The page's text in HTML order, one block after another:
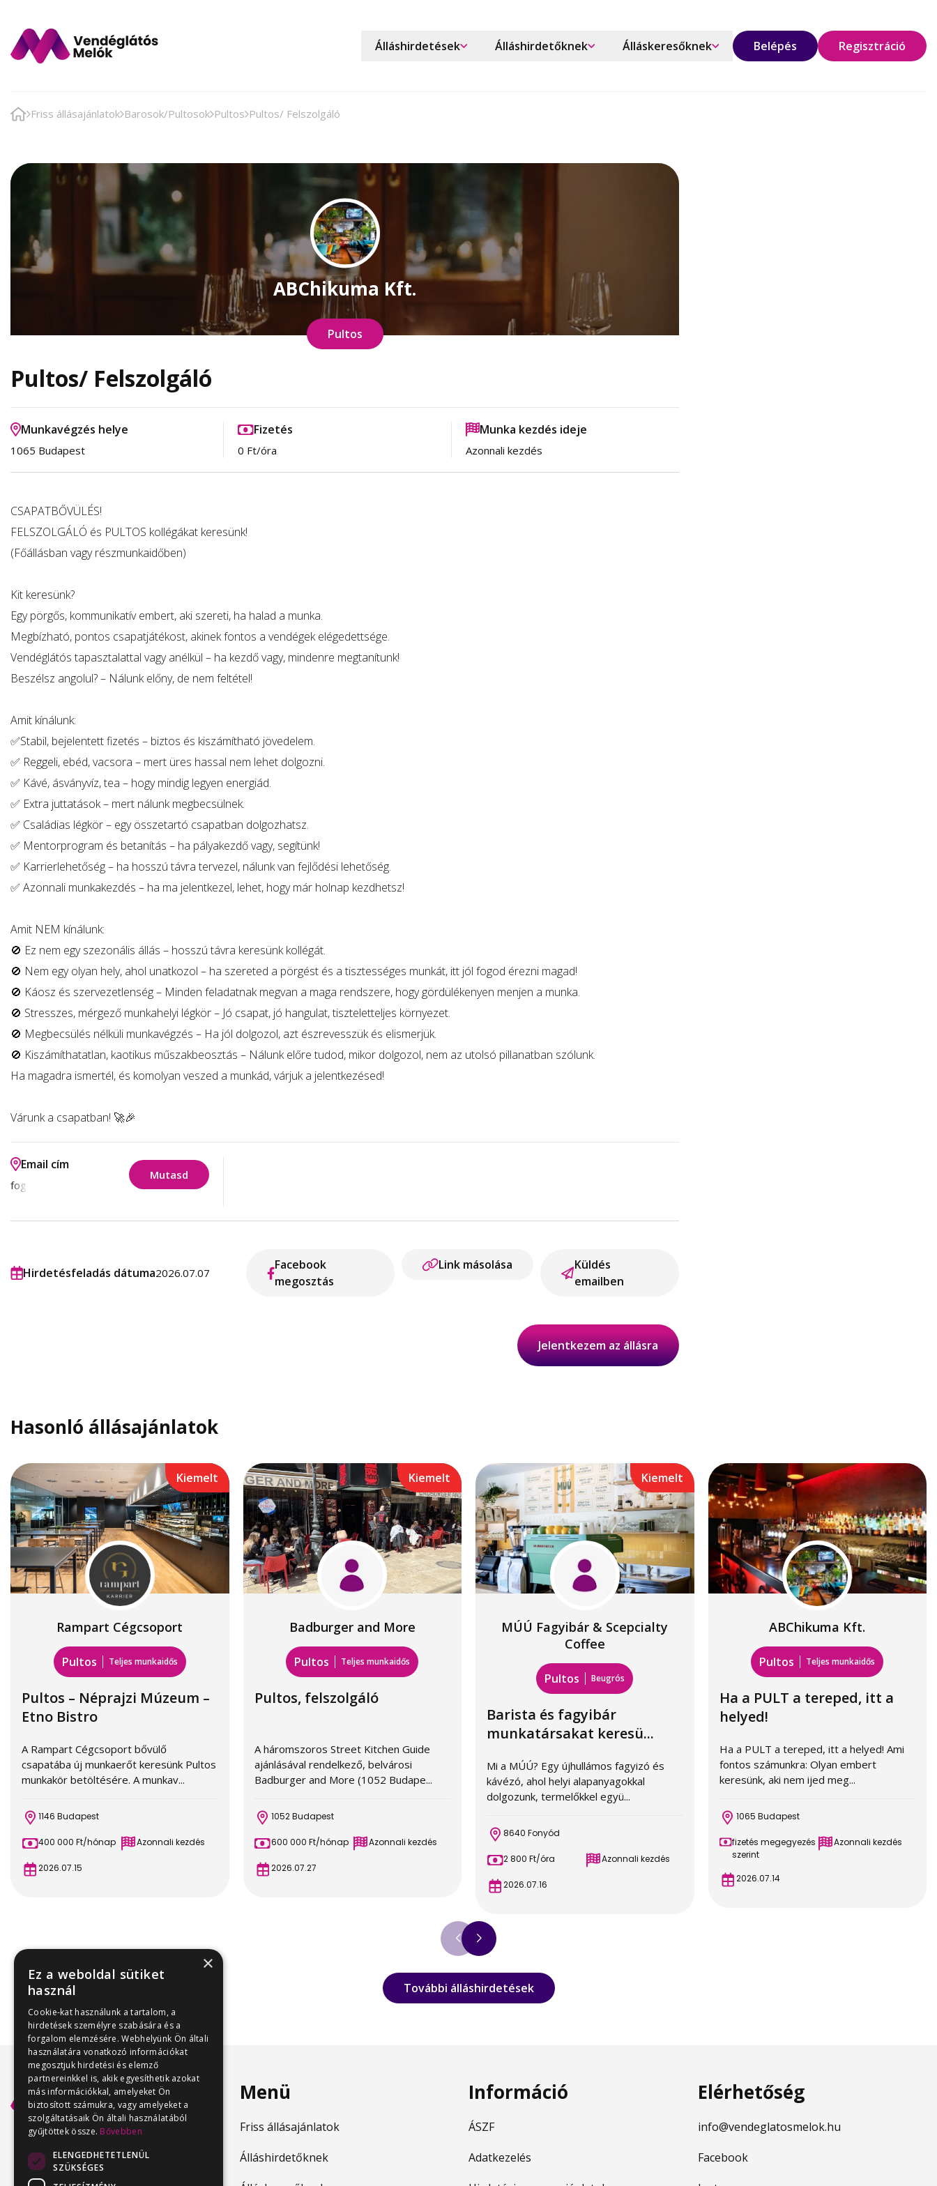
Álláshirdetések Álláshirdetőknek Álláskeresőknek Belépés Regisztráció
Friss állásajánlatok Barosok/Pultosok Pultos Pultos/ Felszolgáló
ABChikuma Kft.
Pultos
Pultos/ Felszolgáló
Munkavégzés helye
1065 Budapest
Fizetés
0 Ft/óra
Munka kezdés ideje
Azonnali kezdés
CSAPATBŐVÜLÉS!
FELSZOLGÁLÓ és PULTOS kollégákat keresünk!
(Főállásban vagy részmunkaidőben)
Kit keresünk?
Egy pörgős, kommunikatív embert, aki szereti, ha halad a munka.
Megbízható, pontos csapatjátékost, akinek fontos a vendégek elégedettsége.
Vendéglátós tapasztalattal vagy anélkül – ha kezdő vagy, mindenre megtanítunk!
Beszélsz angolul? – Nálunk előny, de nem feltétel!
Amit kínálunk:
✅Stabil, bejelentett fizetés – biztos és kiszámítható jövedelem.
✅ Reggeli, ebéd, vacsora – mert üres hassal nem lehet dolgozni.
✅ Kávé, ásványvíz, tea – hogy mindig legyen energiád.
✅ Extra juttatások – mert nálunk megbecsülnek.
✅ Családias légkör – egy összetartó csapatban dolgozhatsz.
✅ Mentorprogram és betanítás – ha pályakezdő vagy, segítünk!
✅ Karrierlehetőség – ha hosszú távra tervezel, nálunk van fejlődési lehetőség.
✅ Azonnali munkakezdés – ha ma jelentkezel, lehet, hogy már holnap kezdhetsz!
Amit NEM kínálunk:
🚫 Ez nem egy szezonális állás – hosszú távra keresünk kollégát.
🚫 Nem egy olyan hely, ahol unatkozol – ha szereted a pörgést és a tisztességes munkát, itt jól fogod érezni magad!
🚫 Káosz és szervezetlenség – Minden feladatnak megvan a maga rendszere, hogy gördülékenyen menjen a munka.
🚫 Stresszes, mérgező munkahelyi légkör – Jó csapat, jó hangulat, tiszteletteljes környezet.
🚫 Megbecsülés nélküli munkavégzés – Ha jól dolgozol, azt észrevesszük és elismerjük.
🚫 Kiszámíthatatlan, kaotikus műszakbeosztás – Nálunk előre tudod, mikor dolgozol, nem az utolsó pillanatban szólunk.
Ha magadra ismertél, és komolyan veszed a munkád, várjuk a jelentkezésed!
Várunk a csapatban! 🚀🎉
Email cím
fog
Mutasd
Hirdetésfeladás dátuma2026.07.07
Facebook
megosztás
Link másolása
Küldés
emailben
Jelentkezem az állásra
Hasonló állásajánlatok
Kiemelt
Rampart Cégcsoport
Pultos Teljes munkaidős
Pultos – Néprajzi Múzeum –
Etno Bistro
A Rampart Cégcsoport bővülő
csapatába új munkaerőt keresünk Pultos
munkakör betöltésére. A munkav...
1146 Budapest
400 000 Ft/hónap Azonnali kezdés
2026.07.15
Kiemelt
Badburger and More
Pultos Teljes munkaidős
Pultos, felszolgáló
A háromszoros Street Kitchen Guide
ajánlásával rendelkező, belvárosi
Badburger and More (1052 Budape...
1052 Budapest
600 000 Ft/hónap Azonnali kezdés
2026.07.27
Kiemelt
MÚÚ Fagyibár & Scepcialty
Coffee
Pultos Beugrós
Barista és fagyibár
munkatársakat keresü...
Mi a MÚÚ? Egy újhullámos fagyizó és
kávézó, ahol helyi alapanyagokkal
dolgozunk, termelőkkel együ...
8640 Fonyód
2 800 Ft/óra Azonnali kezdés
2026.07.16
ABChikuma Kft.
Pultos Teljes munkaidős
Ha a PULT a tereped, itt a
helyed!
Ha a PULT a tereped, itt a helyed! Ami
fontos számunkra: Olyan embert
keresünk, aki nem ijed meg...
1065 Budapest
fizetés megegyezés
szerint
Azonnali kezdés
2026.07.14
További álláshirdetések
Menü
Friss állásajánlatok
Álláshirdetőknek
Információ
ÁSZF
Adatkezelés
Elérhetőség
info@vendeglatosmelok.hu
Facebook
×
Ez a weboldal sütiket
használ
Cookie-kat használunk a tartalom, a
hirdetések személyre szabására és a
forgalom elemzésére. Webhelyünk Ön általi
használatára vonatkozó információkat
megosztjuk hirdetési és elemző
partnereinkkel is, akik egyesíthetik azokat
más információkkal, amelyeket Ön
biztosított számukra, vagy amelyeket a
szolgáltatásaik Ön általi használatából
gyűjtöttek össze. Bővebben
ELENGEDHETETLENÜL
SZÜKSÉGES